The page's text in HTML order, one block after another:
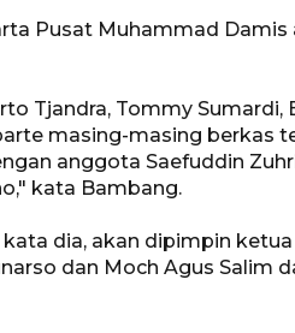
Pusat Muhammad
Tjandra, Tommy Sumardi,
masing-masing berkas
anggota Saefuddin
kata Bambang.
dia, akan dipimpin
dan Moch Agus Salim